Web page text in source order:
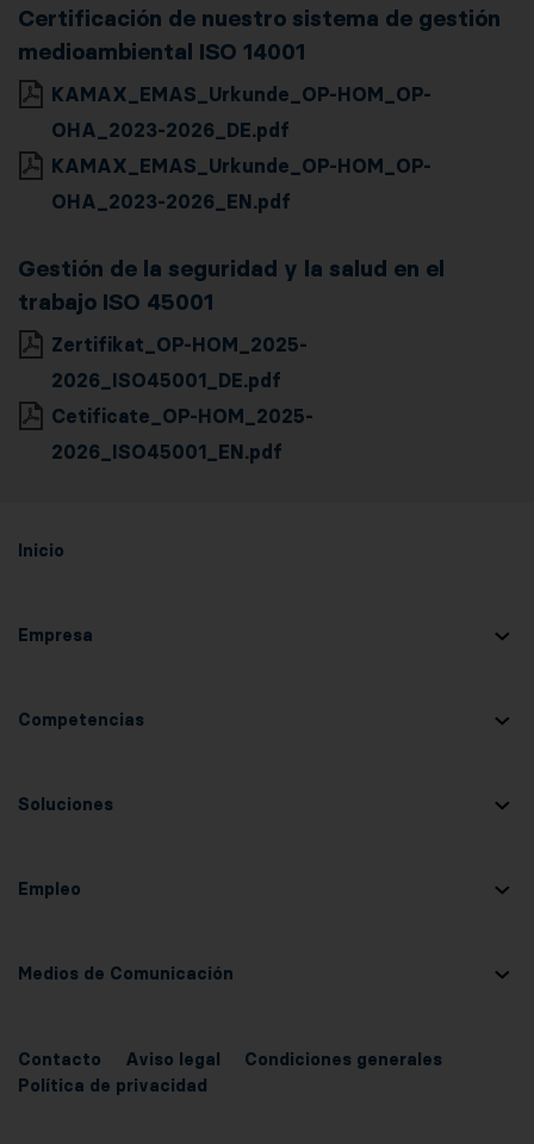
Certificación de nuestro sistema de gestión
medioambiental ISO 14001
KAMAX_EMAS_Urkunde_OP-HOM_OP-
OHA_2023-2026_DE.pdf
KAMAX_EMAS_Urkunde_OP-HOM_OP-
OHA_2023-2026_EN.pdf
Gestión de la seguridad y la salud en el
trabajo ISO 45001
Zertifikat_OP-HOM_2025-
2026_ISO45001_DE.pdf
Cetificate_OP-HOM_2025-
2026_ISO45001_EN.pdf
Inicio
Empresa
Competencias
Soluciones
Empleo
Medios de Comunicación
Contacto Aviso legal
Condiciones generales
Política de privacidad